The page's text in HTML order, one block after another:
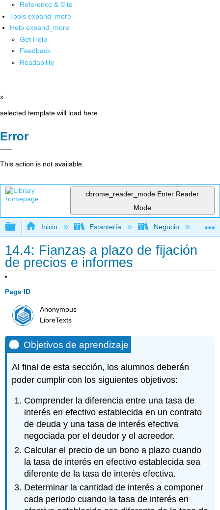
Reference & Cite
Tools expand_more
Help expand_more
Get Help
Feedback
Readability
x
selected template will load here
Error
This action is not available.
chrome_reader_mode Enter Reader
Mode
Expandir/contraer jerarquía global
Inicio Estantería Negocio
14.4: Fianzas a plazo de fijación
de precios e informes
Page ID
Anonymous
LibreTexts
Objetivos de aprendizaje
Al final de esta sección, los alumnos deberán
poder cumplir con los siguientes objetivos:
Comprender la diferencia entre una tasa de
interés en efectivo establecida en un contrato
de deuda y una tasa de interés efectiva
negociada por el deudor y el acreedor.
Calcular el precio de un bono a plazo cuando
la tasa de interés en efectivo establecida sea
diferente de la tasa de interés efectiva.
Determinar la cantidad de interés a componer
cada periodo cuando la tasa de interés en